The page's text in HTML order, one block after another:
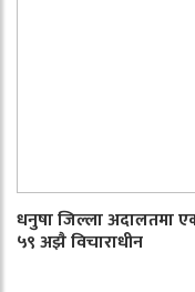
धनुषा जिल्ला अदालतमा
५९ अझै विचाराधीन